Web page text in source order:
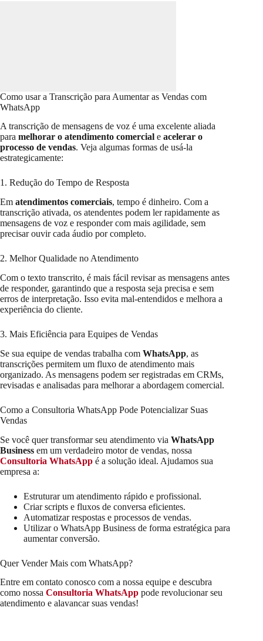
Como usar a Transcrição para Aumentar as Vendas com
WhatsApp
A transcrição de mensagens de voz é uma excelente aliada
para melhorar o atendimento comercial e acelerar o
processo de vendas. Veja algumas formas de usá-la
estrategicamente:
1. Redução do Tempo de Resposta
Em atendimentos comerciais, tempo é dinheiro. Com a
transcrição ativada, os atendentes podem ler rapidamente as
mensagens de voz e responder com mais agilidade, sem
precisar ouvir cada áudio por completo.
2. Melhor Qualidade no Atendimento
Com o texto transcrito, é mais fácil revisar as mensagens antes
de responder, garantindo que a resposta seja precisa e sem
erros de interpretação. Isso evita mal-entendidos e melhora a
experiência do cliente.
3. Mais Eficiência para Equipes de Vendas
Se sua equipe de vendas trabalha com WhatsApp, as
transcrições permitem um fluxo de atendimento mais
organizado. As mensagens podem ser registradas em CRMs,
revisadas e analisadas para melhorar a abordagem comercial.
Como a Consultoria WhatsApp Pode Potencializar Suas
Vendas
Se você quer transformar seu atendimento via WhatsApp
Business em um verdadeiro motor de vendas, nossa
Consultoria WhatsApp é a solução ideal. Ajudamos sua
empresa a:
Estruturar um atendimento rápido e profissional.
Criar scripts e fluxos de conversa eficientes.
Automatizar respostas e processos de vendas.
Utilizar o WhatsApp Business de forma estratégica para
aumentar conversão.
Quer Vender Mais com WhatsApp?
Entre em contato conosco com a nossa equipe e descubra
como nossa Consultoria WhatsApp pode revolucionar seu
atendimento e alavancar suas vendas!